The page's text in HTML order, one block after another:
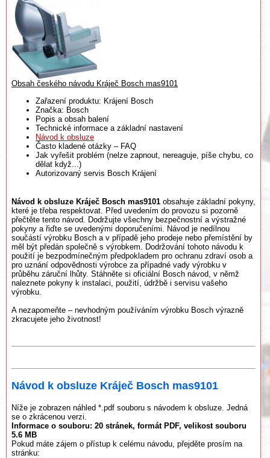
Obsah českého návodu Kráječ Bosch mas9101
Zařazení produktu: Krájení Bosch
Značka: Bosch
Popis a obsah balení
Technické informace a základní nastavení
Návod k obsluze
Často kladené otázky – FAQ
Jak vyřešit problém (nelze zapnout, nereaguje, píše chybu, co
dělat když...)
Autorizovaný servis Bosch Krájení
Návod k obsluze Kráječ Bosch mas9101 obsahuje základní pokyny,
které je třeba respektovat. Před uvedením do provozu si pozorně
přečtěte tento návod. Dodržujte všechny bezpečnostní a výstražné
pokyny a řiďte se uvedenými doporučeními. Návod je nedílnou
součástí výrobku Bosch a v případě jeho prodeje nebo přemístění by
měl být předán společně s výrobkem. Dodržování tohoto návodu k
použití je bezpodmínečným předpokladem pro ochranu zdraví osob a
pro uznání odpovědnosti výrobce za případné vady výrobku v
průběhu záruční lhůty. Stáhněte si oficiální Bosch návod, v němž
naleznete pokyny k instalaci, použití, údržbě i servisu vašeho
výrobku.
A nezapomeňte – nevhodným používáním výrobku Bosch výrazně
zkracujete jeho životnost!
Návod k obsluze Kráječ Bosch mas9101
Níže je zobrazen náhled *.pdf souboru s návodem k obsluze. Jedná
se o zkrácenou verzi.
Informace o souboru: 20 stránek, formát PDF, velikost souboru
5.6 MB
Pokud máte zájem o přístup k celému návodu, přejděte prosím na
stránku: